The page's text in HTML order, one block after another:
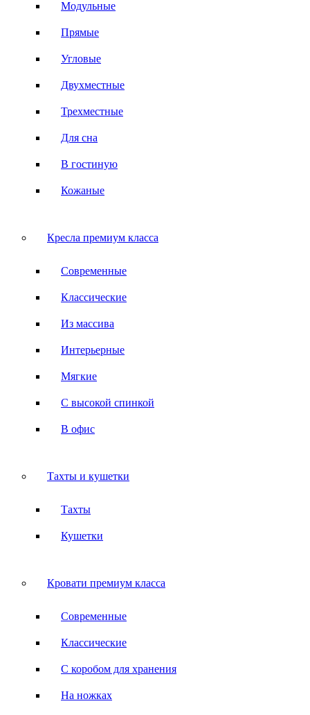
Модульные
Прямые
Угловые
Двухместные
Трехместные
Для сна
В гостиную
Кожаные
Кресла премиум класса
Современные
Классические
Из массива
Интерьерные
Мягкие
С высокой спинкой
В офис
Тахты и кушетки
Тахты
Кушетки
Кровати премиум класса
Современные
Классические
С коробом для хранения
На ножках